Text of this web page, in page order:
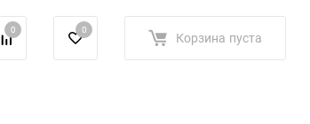
0 0 Корзина пуста